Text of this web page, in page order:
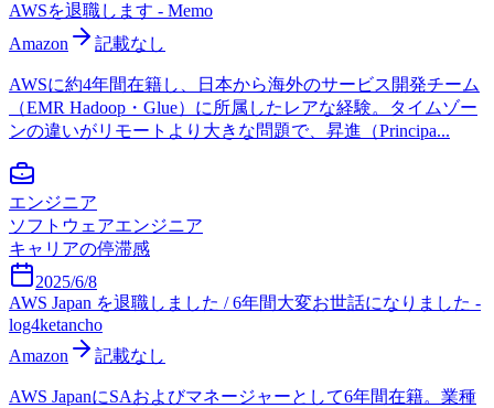
AWSを退職します - Memo
Amazon
記載なし
AWSに約4年間在籍し、日本から海外のサービス開発チーム
（EMR Hadoop・Glue）に所属したレアな経験。タイムゾー
ンの違いがリモートより大きな問題で、昇進（Principa...
エンジニア
ソフトウェアエンジニア
キャリアの停滞感
2025/6/8
AWS Japan を退職しました / 6年間大変お世話になりました -
log4ketancho
Amazon
記載なし
AWS JapanにSAおよびマネージャーとして6年間在籍。業種